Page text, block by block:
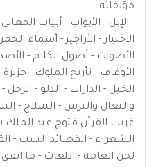
مؤلفاته
- الإبل - الأبواب - أبيات
الاختيار - الأراجيز - أسماء
الأصوات - أصول الكلام -
الأوقاف - تأريخ الملوك -
الخيل - الدارات - الدلو -
والنعال والترس - السلاح -
غريب القرآن فتوح عبد
الشعراء - القصائد الست -
لحن العامة - اللغات - ما